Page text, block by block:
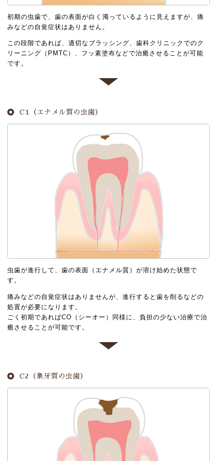
初期の虫歯で、歯の表面が白く濁っているように見えますが、痛
みなどの自覚症状はありません。
この段階であれば、適切なブラッシング、歯科クリニックでのク
リーニング（PMTC）、フッ素塗布などで治癒させることが可能
です。
C1（エナメル質の虫歯）
虫歯が進行して、歯の表面（エナメル質）が溶け始めた状態で
す。
痛みなどの自覚症状はありませんが、進行すると歯を削るなどの
処置が必要になります。
ごく初期であればCO（シーオー）同様に、負担の少ない治療で治
癒させることが可能です。
C2（象牙質の虫歯）